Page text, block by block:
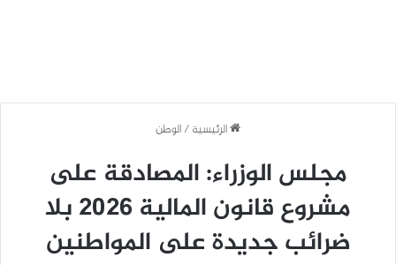
الرئيسية/الوطن
مجلس الوزراء: المصادقة على
مشروع قانون المالية 2026 بلا
ضرائب جديدة على المواطنين